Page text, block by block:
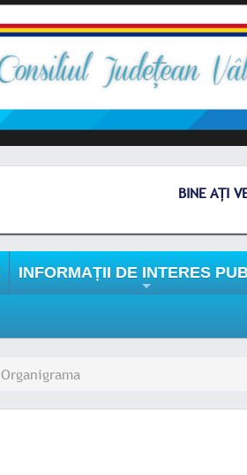
BINE AȚI
INFORMAȚII DE INTERES
Organigrama